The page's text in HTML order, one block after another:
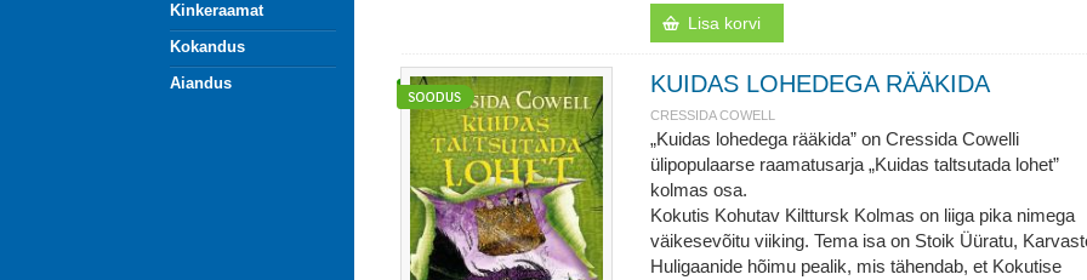
Kinkeraamat
Kokandus
Aiandus
Lisa korvi
KUIDAS LOHEDEGA RÄÄKIDA
CRESSIDA COWELL
„Kuidas lohedega rääkida” on Cressida Cowelli
ülipopulaarse raamatusarja „Kuidas taltsutada lohet”
kolmas osa.
Kokutis Kohutav Kilttursk Kolmas on liiga pika nimega
väikesevõitu viiking. Tema isa on Stoik Üüratu,
Huligaanide hõimu pealik, mis tähendab, et Kokutise